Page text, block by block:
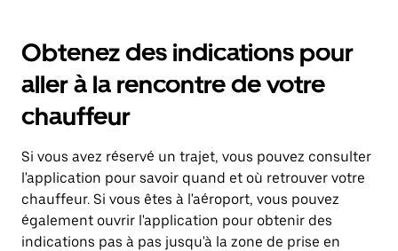
Obtenez des indications pour
aller à la rencontre de votre
chauffeur
Si vous avez réservé un trajet, vous pouvez consulter
l'application pour savoir quand et où retrouver votre
chauffeur. Si vous êtes à l'aéroport, vous pouvez
également ouvrir l'application pour obtenir des
indications pas à pas jusqu'à la zone de prise en